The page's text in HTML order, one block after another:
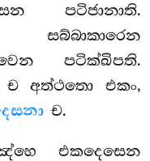
පටිජානාති.
පටික්ඛිපති.
අත්ථතො එකං,
ච.
එකදෙසෙන